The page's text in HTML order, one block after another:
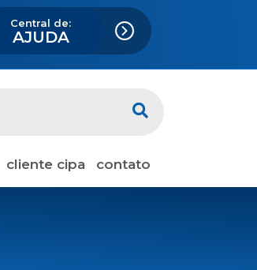
Central de:
AJUDA
cliente cipa contato